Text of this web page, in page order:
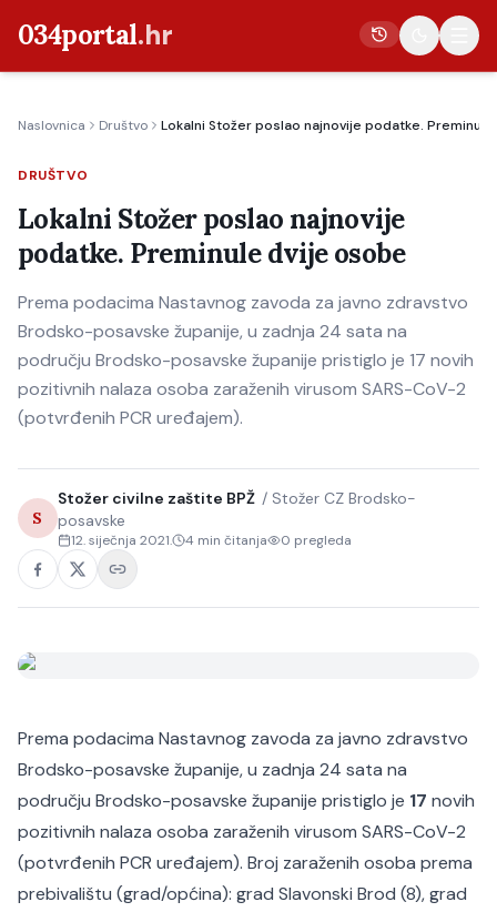
034portal.hr
Crna kronika
Poljoprivreda
Politika
Gospodarstvo
Život
Kultura
Sport
Naslovnica Društvo Lokalni Stožer poslao najnovije podatke.
DRUŠTVO
Lokalni Stožer poslao najnovije
podatke. Preminule dvije osobe
Prema podacima Nastavnog zavoda za javno zdravstvo
Brodsko-posavske županije, u zadnja 24 sata na
području Brodsko-posavske županije pristiglo je 17 novih
pozitivnih nalaza osoba zaraženih virusom SARS-CoV-2
(potvrđenih PCR uređajem).
S
Stožer civilne zaštite BPŽ / Stožer CZ Brodsko-
posavske
12. siječnja 2021. 4 min čitanja 0 pregleda
Prema podacima Nastavnog zavoda za javno zdravstvo
Brodsko-posavske županije, u zadnja 24 sata na
području Brodsko-posavske županije pristiglo je 17 novih
pozitivnih nalaza osoba zaraženih virusom SARS-CoV-2
(potvrđenih PCR uređajem). Broj zaraženih osoba prema
prebivalištu (grad/općina): grad Slavonski Brod (8), grad